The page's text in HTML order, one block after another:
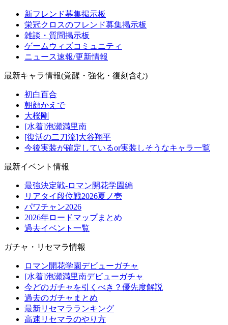
新フレンド募集掲示板
栄冠クロスのフレンド募集掲示板
雑談・質問掲示板
ゲームウィズコミュニティ
ニュース速報/更新情報
最新キャラ情報(覚醒・強化・復刻含む)
初白百合
朝顔かえで
大桜剛
[水着]泡瀬満里南
[復活の二刀流]大谷翔平
今後実装が確定しているor実装しそうなキャラ一覧
最新イベント情報
最強決定戦-ロマン開花学園編
リアタイ段位戦2026夏ノ壱
パワチャン2026
2026年ロードマップまとめ
過去イベント一覧
ガチャ・リセマラ情報
ロマン開花学園デビューガチャ
[水着]泡瀬満里南デビューガチャ
今どのガチャを引くべき？優先度解説
過去のガチャまとめ
最新リセマラランキング
高速リセマラのやり方